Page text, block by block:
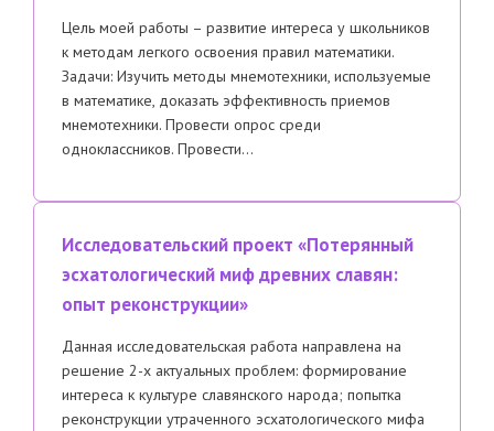
Цель моей работы – развитие интереса у школьников
к методам легкого освоения правил математики.
Задачи: Изучить методы мнемотехники, используемые
в математике, доказать эффективность приемов
мнемотехники. Провести опрос среди
одноклассников. Провести…
Исследовательский проект «Потерянный
эсхатологический миф древних славян:
опыт реконструкции»
Данная исследовательская работа направлена на
решение 2-х актуальных проблем: формирование
интереса к культуре славянского народа; попытка
реконструкции утраченного эсхатологического мифа